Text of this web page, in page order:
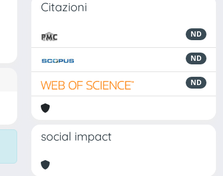
Citazioni
ND
ND
ND
social impact